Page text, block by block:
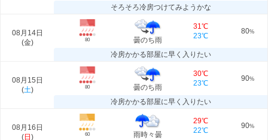
そろそろ冷房つけてみようかな
08月14日
(金) 80 曇のち雨
31℃
23℃
80%
冷房かかる部屋に早く入りたい
08月15日
(土) 80 曇のち雨
30℃
23℃
90%
冷房かかる部屋に早く入りたい
08月16日
(日 ) 60 雨時々曇
29℃
22℃
90%